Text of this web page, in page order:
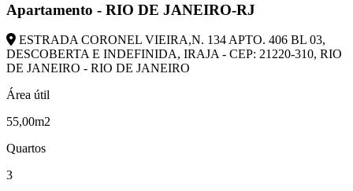
Apartamento - RIO DE JANEIRO-RJ
ESTRADA CORONEL VIEIRA,N. 134 APTO. 406 BL 03,
DESCOBERTA E INDEFINIDA, IRAJA - CEP: 21220-310, RIO
DE JANEIRO - RIO DE JANEIRO
Área útil
55,00m2
Quartos
3